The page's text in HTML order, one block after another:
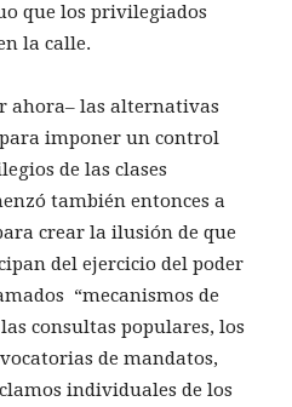
que los privilegiados
la calle.
ahora– las alternativas
imponer un control
de las clases
también entonces a
crear la ilusión de que
del ejercicio del poder
“mecanismos de
consultas populares, los
de mandatos,
individuales de los